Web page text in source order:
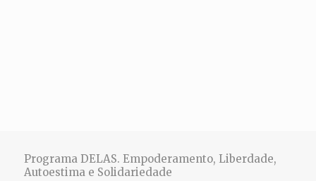
Programa DELAS. Empoderamento, Liberdade,
Autoestima e Solidariedade